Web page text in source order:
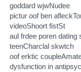
goddard wjwNudee
pictur oof ben
videoShoort fistSt
aul frdee poren dating
teenCharclal skwtch
oof erktic
dysfunction in